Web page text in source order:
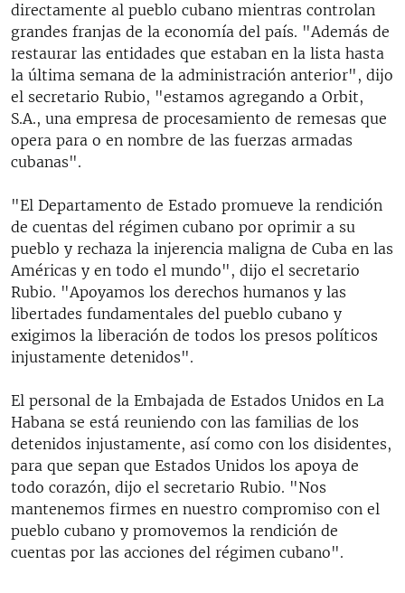
directamente al pueblo cubano mientras controlan
grandes franjas de la economía del país. "Además de
restaurar las entidades que estaban en la lista hasta
la última semana de la administración anterior", dijo
el secretario Rubio, "estamos agregando a Orbit,
S.A., una empresa de procesamiento de remesas que
opera para o en nombre de las fuerzas armadas
cubanas".
"El Departamento de Estado promueve la rendición
de cuentas del régimen cubano por oprimir a su
pueblo y rechaza la injerencia maligna de Cuba en las
Américas y en todo el mundo", dijo el secretario
Rubio. "Apoyamos los derechos humanos y las
libertades fundamentales del pueblo cubano y
exigimos la liberación de todos los presos políticos
injustamente detenidos".
El personal de la Embajada de Estados Unidos en La
Habana se está reuniendo con las familias de los
detenidos injustamente, así como con los disidentes,
para que sepan que Estados Unidos los apoya de
todo corazón, dijo el secretario Rubio. "Nos
mantenemos firmes en nuestro compromiso con el
pueblo cubano y promovemos la rendición de
cuentas por las acciones del régimen cubano".